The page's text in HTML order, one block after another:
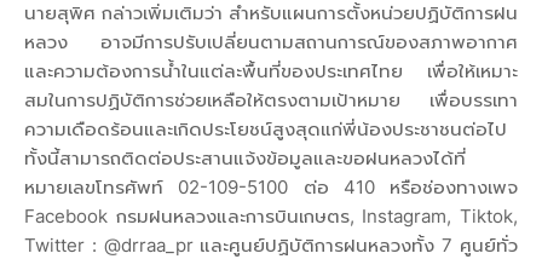
นายสุพิศ กล่าวเพิ่มเติมว่า สำหรับแผนการตั้งหน่วยปฏิบัติการฝน
หลวง อาจมีการปรับเปลี่ยนตามสถานการณ์ของสภาพอากาศ
และความต้องการน้ำในแต่ละพื้นที่ของประเทศไทย เพื่อให้เหมาะ
สมในการปฏิบัติการช่วยเหลือให้ตรงตามเป้าหมาย เพื่อบรรเทา
ความเดือดร้อนและเกิดประโยชน์สูงสุดแก่พี่น้องประชาชนต่อไป
ทั้งนี้สามารถติดต่อประสานแจ้งข้อมูลและขอฝนหลวงได้ที่
หมายเลขโทรศัพท์ 02-109-5100 ต่อ 410 หรือช่องทางเพจ
Facebook กรมฝนหลวงและการบินเกษตร, Instagram, Tiktok,
Twitter : @drraa_pr และศูนย์ปฏิบัติการฝนหลวงทั้ง 7 ศูนย์ทั่ว